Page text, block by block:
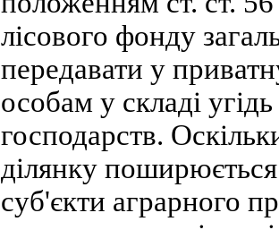
лісового фонду
передавати у
особам у складі
господарств.
ділянку
суб'єкти аграрного